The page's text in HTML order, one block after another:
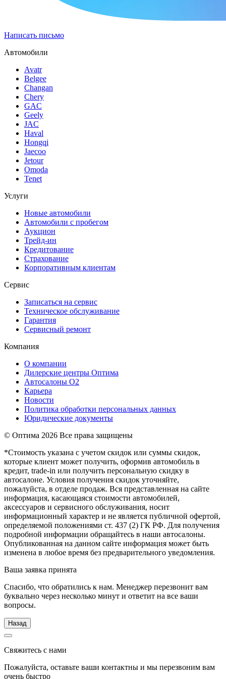
Написать письмо
Автомобили
Avatr
Belgee
Changan
Chery
GAC
Geely
JAC
Haval
Hongqi
Jaecoo
Jetour
Omoda
Tenet
Услуги
Новые автомобили
Автомобили с пробегом
Аукцион
Трейд-ин
Кредитование
Страхование
Корпоративным клиентам
Сервис
Записаться на сервис
Техническое обслуживание
Гарантия
Сервисный ремонт
Компания
О компании
Дилерские центры Оптима
Автосалоны О2
Карьера
Новости
Политика обработки персональных данных
Юридические документы
© Оптима 2026 Все права защищены
*Стоимость указана с учетом скидок или суммы скидок,
которые клиент может получить, оформив автомобиль в
кредит, trade-in или получить персональную скидку в
автосалоне. Условия получения скидок уточняйте,
пожалуйста, в отделе продаж. Вся представленная на сайте
информация, касающаяся стоимости автомобилей,
аксессуаров и сервисного обслуживания, носит
информационный характер и не является публичной офертой,
определяемой положениями ст. 437 (2) ГК РФ. Для получения
подробной информации обращайтесь в наши автосалоны.
Опубликованная на данном сайте информация может быть
изменена в любое время без предварительного уведомления.
Ваша заявка принята
Спасибо, что обратились к нам. Менеджер перезвонит вам
буквально через несколько минут и ответит на все ваши
вопросы.
Назад
Свяжитесь с нами
Пожалуйста, оставьте ваши контактны и мы перезвоним вам
очень быстро